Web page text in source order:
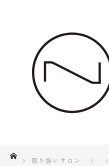
取り扱いサロン